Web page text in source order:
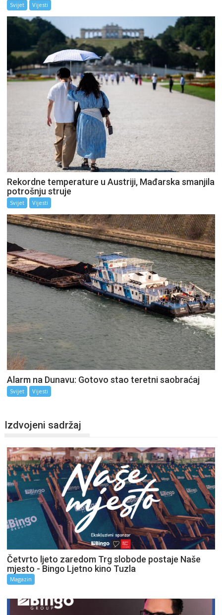
Svijet Vijesti
Rekordne temperature u Austriji, Mađarska smanjila
potrošnju struje
Svijet Vijesti
Alarm na Dunavu: Gotovo stao teretni saobraćaj
Svijet Vijesti
Izdvojeni sadržaj
Četvrto ljeto zaredom Trg slobode postaje Naše
mjesto - Bingo Ljetno kino Tuzla
Magazin